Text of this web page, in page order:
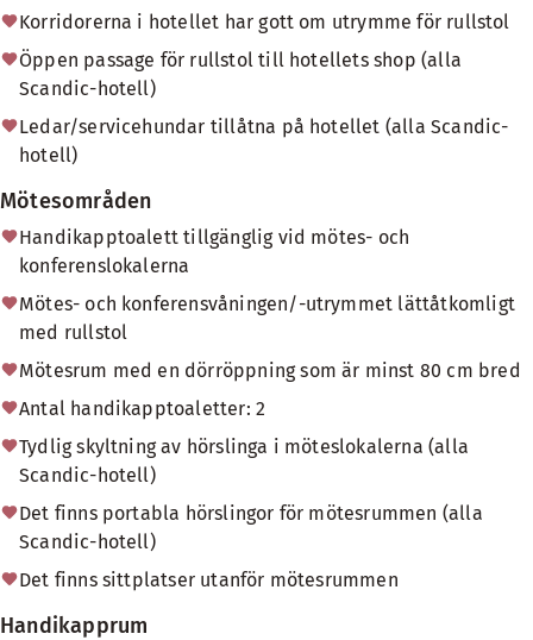
Korridorerna i hotellet har gott om utrymme för rullstol
Öppen passage för rullstol till hotellets shop (alla
Scandic-hotell)
Ledar/servicehundar tillåtna på hotellet (alla Scandic-
hotell)
Mötesområden
Handikapptoalett tillgänglig vid mötes- och
konferenslokalerna
Mötes- och konferensvåningen/-utrymmet lättåtkomligt
med rullstol
Mötesrum med en dörröppning som är minst 80 cm bred
Antal handikapptoaletter: 2
Tydlig skyltning av hörslinga i möteslokalerna (alla
Scandic-hotell)
Det finns portabla hörslingor för mötesrummen (alla
Scandic-hotell)
Det finns sittplatser utanför mötesrummen
Handikapprum